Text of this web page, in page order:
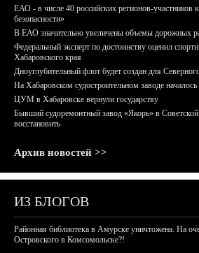
ЕАО - в числе 40 российских регионов-участников
безопасности»
В ЕАО значительно увеличены объемы дорожных
Федеральный эксперт по достоинству оценил
Хабаровского края
Дноуглубительный флот будет создан для
На Хабаровском судостроительном заводе
ЦУМ в Хабаровске вернули государству
Бывший судоремонтный завод «Якорь» в
восстановить
Архив новостей >>
ИЗ БЛОГОВ
Районная библиотека в Амурске уничтожена. На
Островского в Комсомольске?!